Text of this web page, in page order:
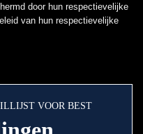
door hun respectievelijke
van hun respectievelijke
VOOR BEST